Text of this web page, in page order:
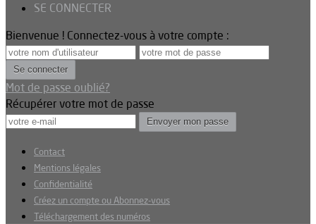
SE CONNECTER
Bienvenue ! Connectez-vous à votre compte :
Mot de passe oublié?
Récupérer votre mot de passe
Contact
Mentions légales
Confidentialité
Créez un compte ou Abonnez-vous
Téléchargement des numéros